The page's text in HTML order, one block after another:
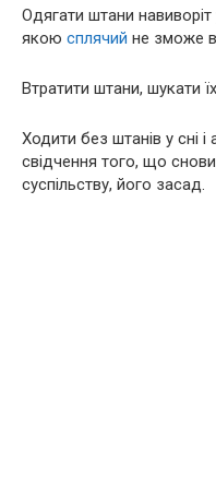
Одягати штани
якою сплячий не зможе
Втратити штани, шукати
Ходити без штанів у сні
свідчення того, що
суспільству, його засад.